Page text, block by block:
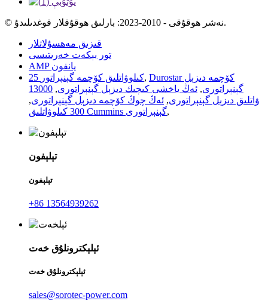
© نەشر ھوقۇقى - 2010-2023: بارلىق ھوقۇقلار قوغدىلىدۇ.
قىزىق مەھسۇلاتلار
تور بېكەت خەرىتىسى
AMP يانفون
25 كىلوۋاتلىق كۆچمە گېنېراتور, Durostar كۆچمە دىزېل
گېنېراتورى, ئەڭ ياخشى كىچىك دىزېل گېنېراتورى,
13000
ۋاتلىق دىزېل گېنېراتورى, ئەڭ چوڭ كۆچمە دىزېل گېنېراتورى,
300 كىلوۋاتلىق Cummins گېنېراتورى,
تېلېفون
تېلېفون
+86 13564939262
ئېلېكترونلۇق خەت
ئېلېكترونلۇق خەت
sales@sorotec-power.com